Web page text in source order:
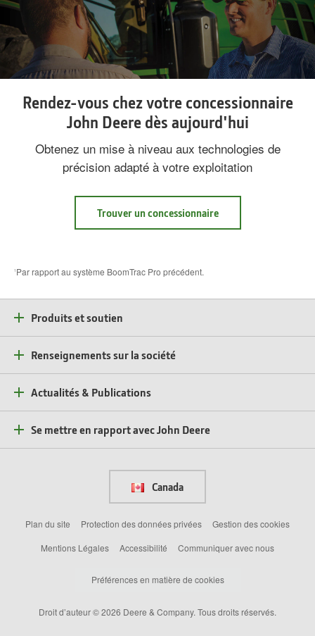
Rendez-vous chez votre concessionnaire
John Deere dès aujourd'hui
Obtenez un mise à niveau aux technologies de
précision adapté à votre exploitation
Trouver un concessionnaire
1 Par rapport au système BoomTrac Pro précédent.
Produits et soutien
Renseignements sur la société
Actualités & Publications
Se mettre en rapport avec John Deere
Canada
Plan du site Protection des données privées
Gestion des cookies
Mentions Légales
Accessibilité Communiquer avec nous
Préférences en matière de cookies
Droit d’auteur © 2026 Deere & Company. Tous droits réservés.